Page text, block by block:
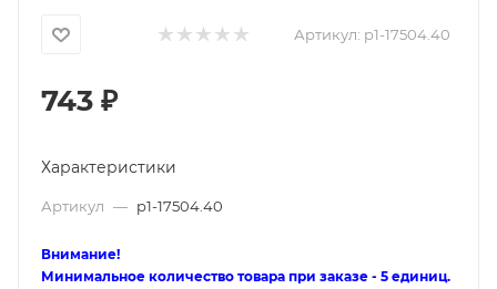
Артикул: p1-17504.40
743 ₽
Характеристики
Артикул — p1-17504.40
Внимание!
Минимальное количество товара при заказе - 5 единиц.